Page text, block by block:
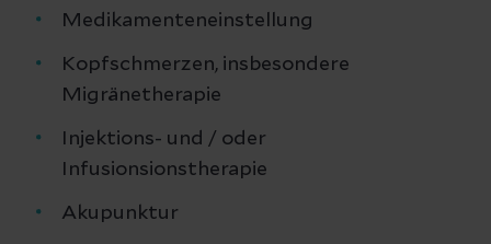
Medikamenteneinstellung
Kopfschmerzen, insbesondere
Migränetherapie
Injektions- und / oder
Infusionsionstherapie
Akupunktur